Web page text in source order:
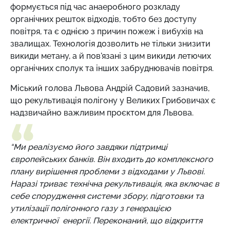
формується під час анаеробного розкладу
органічних решток відходів, тобто без доступу
повітря, та є однією з причин пожеж і вибухів на
звалищах. Технологія дозволить не тільки знизити
викиди метану, а й пов'язані з цим викиди летючих
органічних сполук та інших забруднювачів повітря.
Міський голова Львова Андрій Садовий зазначив,
що рекультивація полігону у Великих Грибовичах є
надзвичайно важливим проєктом для Львова.
“Ми реалізуємо його завдяки підтримці
європейських банків. Він входить до комплексного
плану вирішення проблеми з відходами у Львові.
Наразі триває технічна рекультивація, яка включає в
себе спорудження системи збору, підготовки та
утилізації полігонного газу з генерацією
електричної енергії. Переконаний, що відкриття